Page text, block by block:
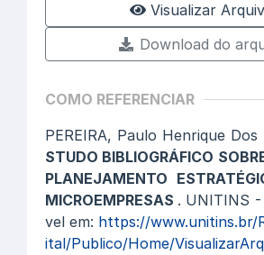
Visualizar
Download do
COMO REFERENCIAR
PEREIRA, Paulo Henrique Dos
STUDO BIBLIOGRÁFICO
PLANEJAMENTO
MICROEMPRESAS . UNITINS -
vel em: https://www.unitins.br/
ital/Publico/Home/